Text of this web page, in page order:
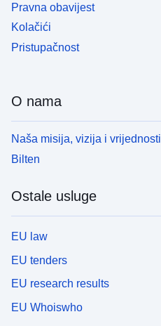
Pravna obavijest
Kolačići
Pristupačnost
O nama
Naša misija, vizija i vrijednosti
Bilten
Ostale usluge
EU law
EU tenders
EU research results
EU Whoiswho